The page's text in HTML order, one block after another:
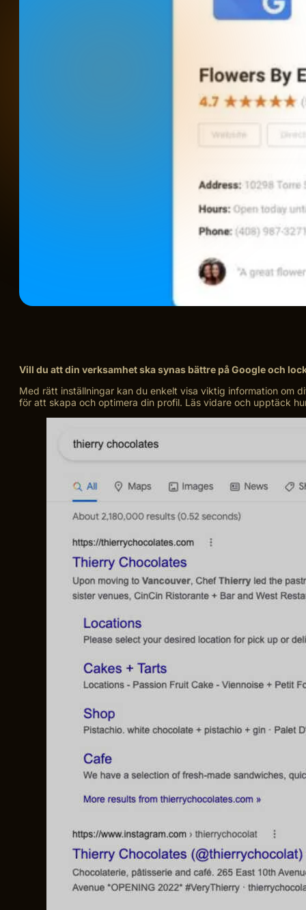
Vill du att din verksamhet ska synas bättre på Google och
Med rätt inställningar kan du enkelt visa viktig information om
för att skapa och optimera din profil. Läs vidare och upptäck